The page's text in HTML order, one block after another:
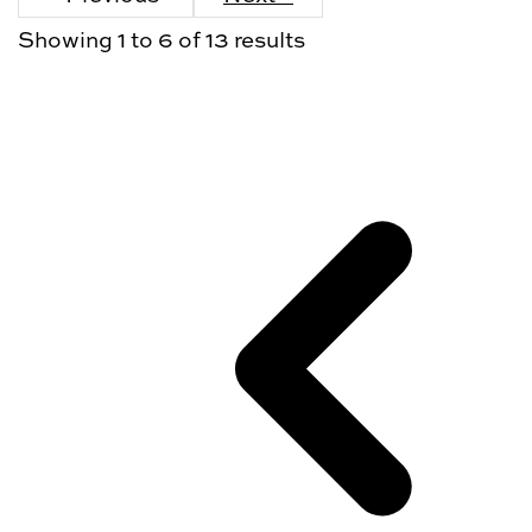
Showing 1 to 6 of 13 results